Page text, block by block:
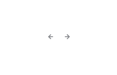
Previous
Next